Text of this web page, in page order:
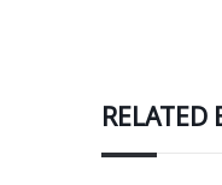
RELATED